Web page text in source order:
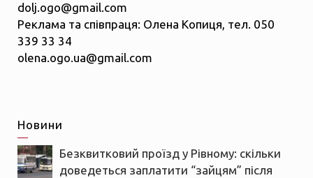
dolj.ogo@gmail.com
Реклама та співпраця: Олена Копиця, тел. 050
339 33 34
olena.ogo.ua@gmail.com
Новини
Безквитковий проїзд у Рівному: скільки
доведеться заплатити “зайцям” після